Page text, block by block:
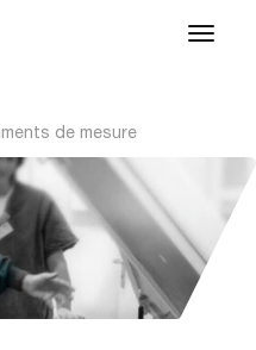
de mesure